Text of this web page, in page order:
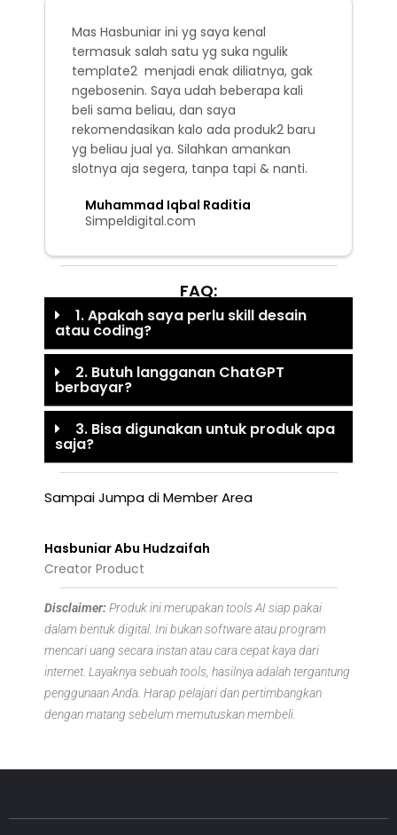
Mas Hasbuniar ini yg saya kenal
termasuk salah satu yg suka ngulik
template2 menjadi enak diliatnya, gak
ngebosenin. Saya udah beberapa kali
beli sama beliau, dan saya
rekomendasikan kalo ada produk2 baru
yg beliau jual ya. Silahkan amankan
slotnya aja segera, tanpa tapi & nanti.
Muhammad Iqbal Raditia
Simpeldigital.com
FAQ:
1. Apakah saya perlu skill desain
atau coding?
2. Butuh langganan ChatGPT
berbayar?
3. Bisa digunakan untuk produk apa
saja?
Sampai Jumpa di Member Area
Hasbuniar Abu Hudzaifah
Creator Product
Disclaimer:Produk ini merupakan tools AI siap pakai
dalam bentuk digital. Ini bukan software atau program
mencari uang secara instan atau cara cepat kaya dari
internet. Layaknya sebuah tools, hasilnya adalah tergantung
penggunaan Anda. Harap pelajari dan pertimbangkan
dengan matang sebelum memutuskan membeli.